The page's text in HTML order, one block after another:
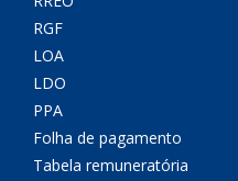
RGF
LOA
LDO
PPA
Folha de pagamento
Tabela remuneratória